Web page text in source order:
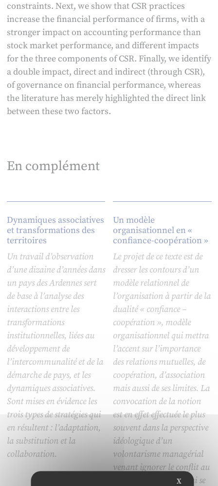
constraints. Next, we show that CSR practices
increase the financial performance of firms, with a
stronger impact on accounting performance than
stock market performance, and different impacts
for the three components of CSR. Finally, we identify
a double impact, direct and indirect (through CSR),
of governance on financial performance, whereas
the literature has merely highlighted the direct link
between these two factors.
En complément
Dynamiques associatives
et transformations des
territoires
Un travail d’observation
d’une dizaine d’années dans
un pays des Ardennes sert
de base à l’analyse des
interactions entre les
transformations
institutionnelles, liées au
développement de
l’intercommunalité et de la
démarche de pays, et les
dynamiques associatives.
Sont mises en évidence les
trois types de stratégies qui
en résultent : l’adaptation,
la substitution et la
collaboration.
Un modèle
organisationnel en «
confiance-coopération »
Le projet de ce texte est de
dresser les contours d’un
modèle relationnel de
l’organisation à partir de la
dualité « confiance –
coopération », modèle
organisationnel qui mettra
l’accent sur l’importance
des relations mutuelles, de
coopération, d’association
mais aussi de ses limites. La
convocation de la notion
est en effet effectuée le plus
souvent dans la perspective
idéologique d’un
volontarisme managérial
venant ignorer le conflit au
nom de la confiance qui se
X